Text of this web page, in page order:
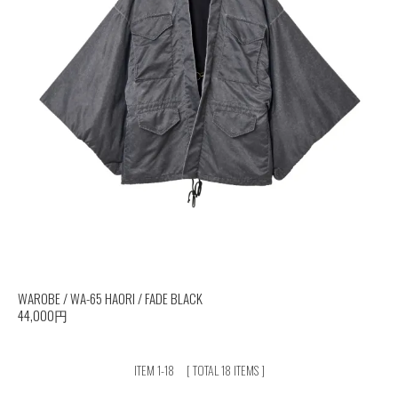
WAROBE / WA-65 HAORI / FADE BLACK
44,000円
ITEM 1-18 [ TOTAL 18 ITEMS ]